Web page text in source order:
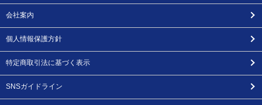
会社案内
個人情報保護方針
特定商取引法に基づく表示
SNSガイドライン